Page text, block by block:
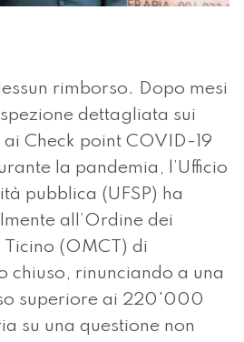
rimborso. Dopo mesi
dettagliata sui
Check point COVID-19
la pandemia, l’Ufficio
pubblica (UFSP) ha
all’Ordine dei
(OMCT) di
chiuso, rinunciando a una
superiore ai 220'000
su una questione non